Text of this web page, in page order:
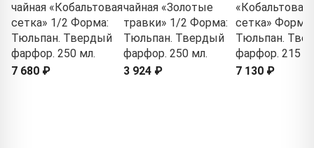
чайная «Кобальтовая
сетка» 1/2 Форма:
Тюльпан. Твердый
фарфор. 250 мл.
7 680 ₽
чайная «Золотые
травки» 1/2 Форма:
Тюльпан. Твердый
фарфор. 250 мл.
3 924 ₽
«Кобальтовая
сетка» Форма:
Тюльпан.
фарфор. 215
7 130 ₽